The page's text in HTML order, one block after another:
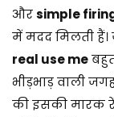
औरsimple
में मदद मिलती
real use me
भीड़भाड़ वाली
की इसकी मारक